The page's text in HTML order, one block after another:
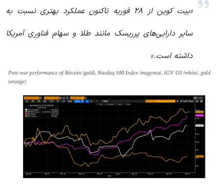
«بیت کوین از ۲۸ فوریه تاکنون عملکرد بهتری نسبت به
سایر دارایی‌های پرریسک مانند طلا و سهام فناوری آمریکا
داشته است.»